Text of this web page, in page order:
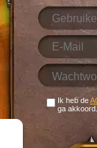
Ik heb de
ga akkoord.